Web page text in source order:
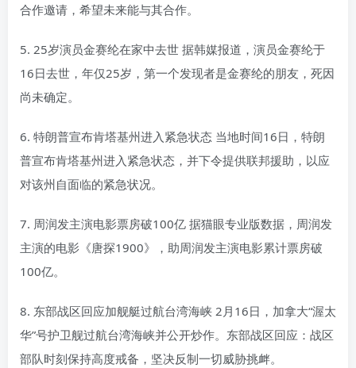
合作邀请，希望未来能与其合作。
5. 25岁演员金赛纶在家中去世 据韩媒报道，演员金赛纶于
16日去世，年仅25岁，第一个发现者是金赛纶的朋友，死因
尚未确定。
6. 特朗普宣布肯塔基州进入紧急状态 当地时间16日，特朗
普宣布肯塔基州进入紧急状态，并下令提供联邦援助，以应
对该州自面临的紧急状况。
7. 周润发主演电影票房破100亿 据猫眼专业版数据，周润发
主演的电影《唐探1900》，助周润发主演电影累计票房破
100亿。
8. 东部战区回应加舰艇过航台湾海峡 2月16日，加拿大“渥太
华”号护卫舰过航台湾海峡并公开炒作。东部战区回应：战区
部队时刻保持高度戒备，坚决反制一切威胁挑衅。